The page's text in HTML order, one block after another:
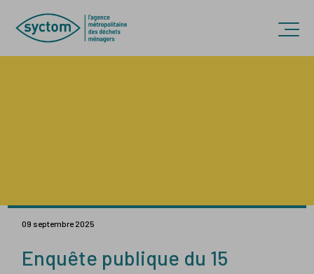
Accèder directement au contenu
09 septembre 2025
Enquête publique du 15